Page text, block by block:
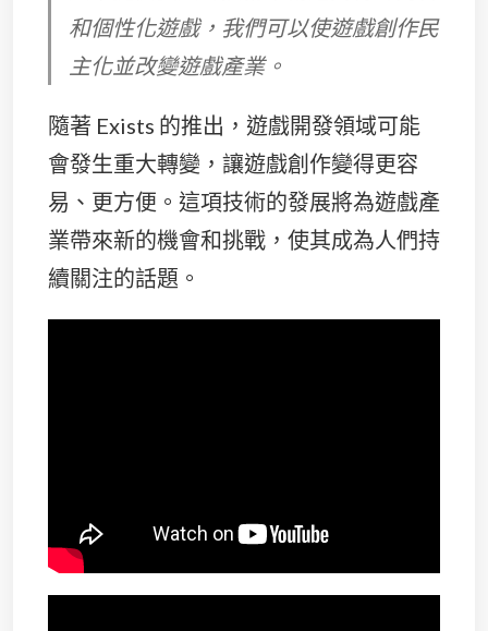
和個性化遊戲，我們可以使遊戲創作民
主化並改變遊戲產業。
隨著 Exists 的推出，遊戲開發領域可能
會發生重大轉變，讓遊戲創作變得更容
易、更方便。這項技術的發展將為遊戲產
業帶來新的機會和挑戰，使其成為人們持
續關注的話題。